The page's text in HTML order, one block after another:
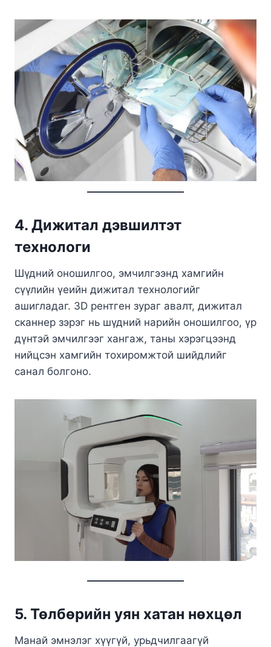
4. Дижитал дэвшилтэт
технологи
Шүдний оношилгоо, эмчилгээнд хамгийн
сүүлийн үеийн дижитал технологийг
ашигладаг. 3D рентген зураг авалт, дижитал
сканнер зэрэг нь шүдний нарийн оношилгоо, үр
дүнтэй эмчилгээг хангаж, таны хэрэгцээнд
нийцсэн хамгийн тохиромжтой шийдлийг
санал болгоно.
5. Төлбөрийн уян хатан нөхцөл
Манай эмнэлэг хүүгүй, урьдчилгаагүй